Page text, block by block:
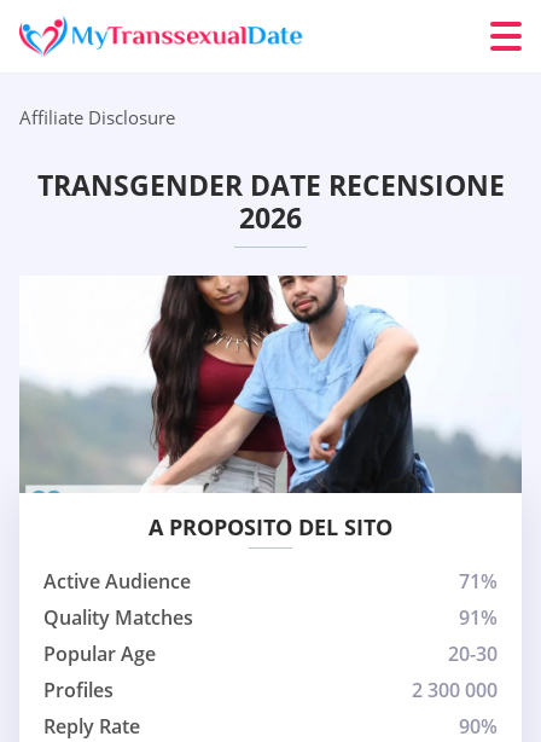
Affiliate Disclosure
TRANSGENDER DATE RECENSIONE
2026
A PROPOSITO DEL SITO
Active Audience
71%
Quality Matches
91%
Popular Age
20-30
Profiles
2 300 000
Reply Rate
90%